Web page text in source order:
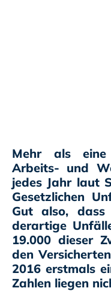
Mehr als eine
Arbeits- und
jedes Jahr laut
Gesetzlichen
Gut also,
derartige
19.000 dieser
den
2016 erstmals
Zahlen liegen